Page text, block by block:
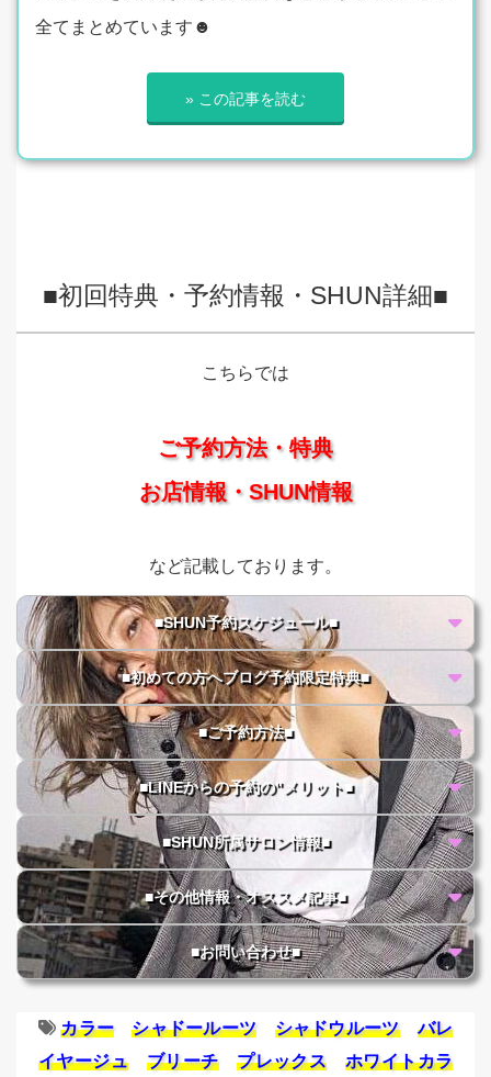
全てまとめています☻
» この記事を読む
■初回特典・予約情報・SHUN詳細■
こちらでは
ご予約方法・特典
お店情報・SHUN情報
など記載しております。
■SHUN予約スケジュール■
■初めての方へブログ予約限定特典■
■ご予約方法■
■LINEからの予約の"メリット■
■SHUN所属サロン情報■
■その他情報・オススメ記事■
■お問い合わせ■
カラー シャドールーツ シャドウルーツ
バレ
イヤージュ
ブリーチ プレックス
ホワイトカラ